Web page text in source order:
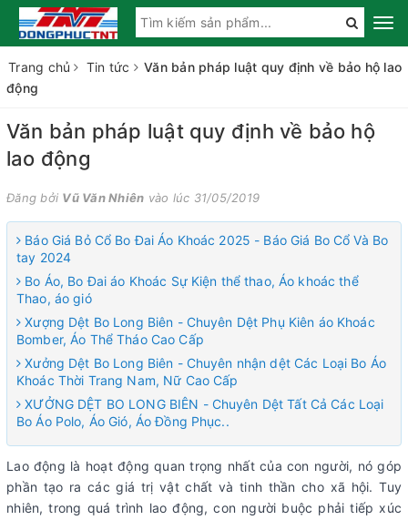
Trang chủ Tin tức
Văn bản pháp luật quy định về bảo hộ lao
động
Văn bản pháp luật quy định về bảo hộ
lao động
Đăng bởi Vũ Văn Nhiên vào lúc 31/05/2019
Báo Giá Bỏ Cổ Bo Đai Áo Khoác 2025 - Báo Giá Bo Cổ Và Bo
tay 2024
Bo Áo, Bo Đai áo Khoác Sự Kiện thể thao, Áo khoác thể
Thao, áo gió
Xượng Dệt Bo Long Biên - Chuyên Dệt Phụ Kiên áo Khoác
Bomber, Áo Thể Tháo Cao Cấp
Xưởng Dệt Bo Long Biên - Chuyên nhận dệt Các Loại Bo Áo
Khoác Thời Trang Nam, Nữ Cao Cấp
XƯỞNG DỆT BO LONG BIÊN - Chuyên Dệt Tất Cả Các Loại
Bo Áo Polo, Áo Gió, Áo Đồng Phục..
Lao động là hoạt động quan trọng nhất của con người, nó góp
phần tạo ra các giá trị vật chất và tinh thần cho xã hội. Tuy
nhiên, trong quá trình lao động, con người buộc phải tiếp xúc